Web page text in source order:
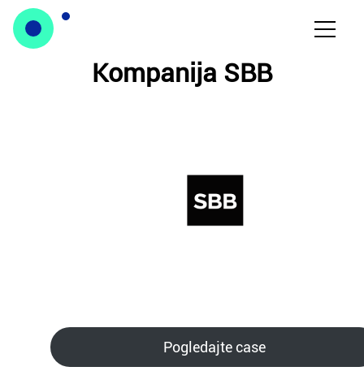
Kompanija SBB
Pogledajte case